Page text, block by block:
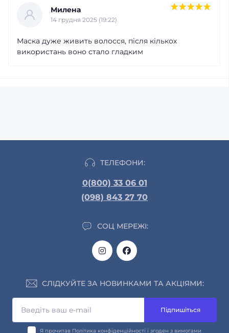
Милена
14 грудня 2025 (19:22)
Маска дуже живить волосся, після кількох
використань воно стало гладким
ТЕЛЕФОНИ:
0(800) 33 06 01
(098) 843 27 70
СОЦ МЕРЕЖІ:
СЛІДКУЙТЕ ЗА НОВИНКАМИ ТА АКЦІЯМИ:
Підпишіться
Я прочитав Політика конфіденційності і згоден з вимогами